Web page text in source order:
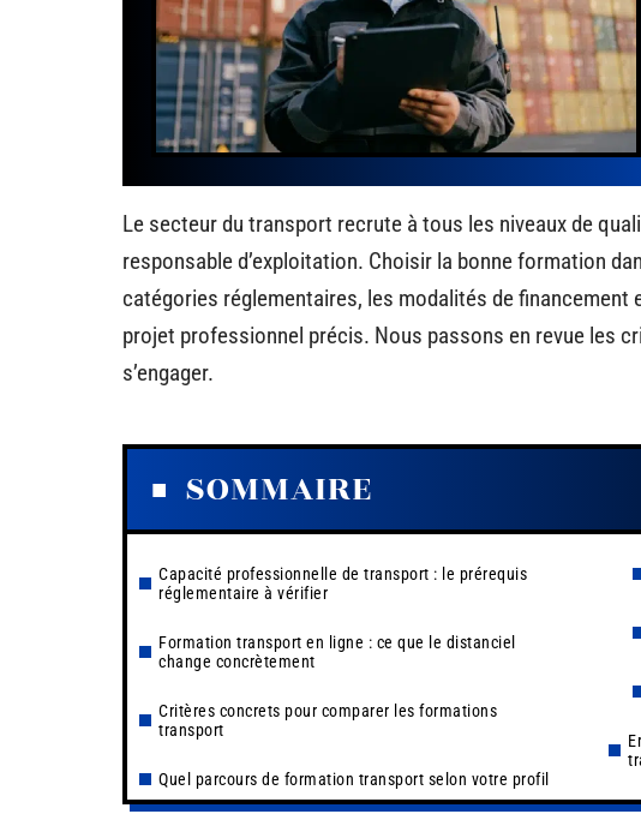
Le secteur du transport recrute à tous les niveaux de
responsable d’exploitation. Choisir la bonne formation
catégories réglementaires, les modalités de
projet professionnel précis. Nous passons en revue les
s’engager.
SOMMAIRE
Capacité professionnelle de transport : le prérequis
réglementaire à vérifier
Formation transport en ligne : ce que le distanciel
change concrètement
Critères concrets pour comparer les formations
transport
Quel parcours de formation transport selon votre profil